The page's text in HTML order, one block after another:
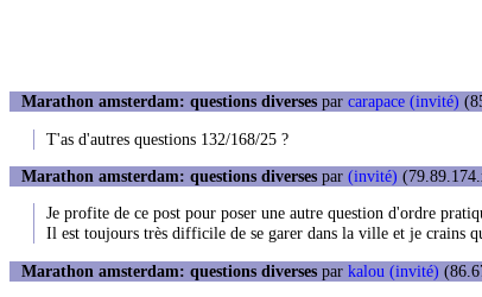
Marathon amsterdam: questions diverses par carapace (invité)
T'as d'autres questions 132/168/25 ?
Marathon amsterdam: questions diverses par (invité)
Je profite de ce post pour poser une autre question d'ordre
Il est toujours très difficile de se garer dans la ville et je crains
Marathon amsterdam: questions diverses par kalou (invité)